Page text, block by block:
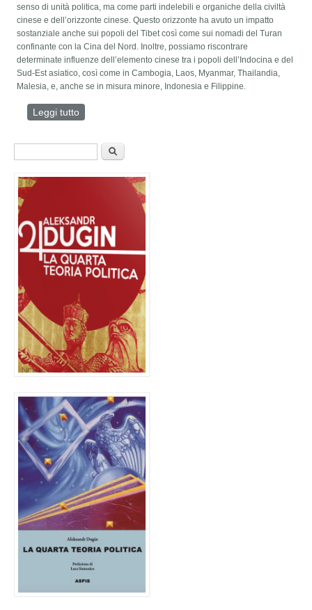
senso di unità politica, ma come parti indelebili e organiche della civiltà
cinese e dell’orizzonte cinese. Questo orizzonte ha avuto un impatto
sostanziale anche sui popoli del Tibet così come sui nomadi del Turan
confinante con la Cina del Nord. Inoltre, possiamo riscontrare
determinate influenze dell’elemento cinese tra i popoli dell’Indocina e del
Sud-Est asiatico, così come in Cambogia, Laos, Myanmar, Thailandia,
Malesia, e, anche se in misura minore, Indonesia e Filippine.
Leggi tutto
Form di ricerca